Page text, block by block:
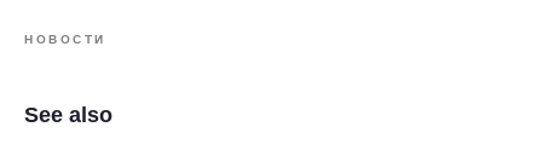
НОВОСТИ
See also